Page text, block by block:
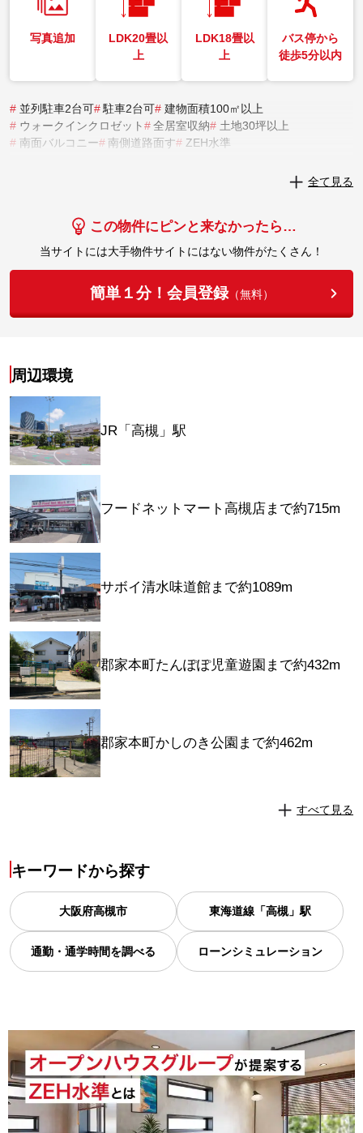
写真追加
LDK20畳以
上
LDK18畳以
上
バス停から
徒歩5分以内
# 並列駐車2台可# 駐車2台可# 建物面積100㎡以上
# ウォークインクロゼット# 全居室収納# 土地30坪以上
# 南面バルコニー# 南側道路面す# ZEH水準
実際にこの物件を見学してみませんか？
実際に見学してみる
全て見る
この物件にピンと来なかったら…
当サイトには大手物件サイトにはない物件がたくさん！
簡単１分！会員登録（無料）
周辺環境
JR「高槻」駅
フードネットマート高槻店まで約715m
サボイ清水味道館まで約1089m
郡家本町たんぽぽ児童遊園まで約432m
郡家本町かしのき公園まで約462m
すべて見る
キーワードから探す
大阪府高槻市 東海道線「高槻」駅
通勤・通学時間を調べる ローンシミュレーション